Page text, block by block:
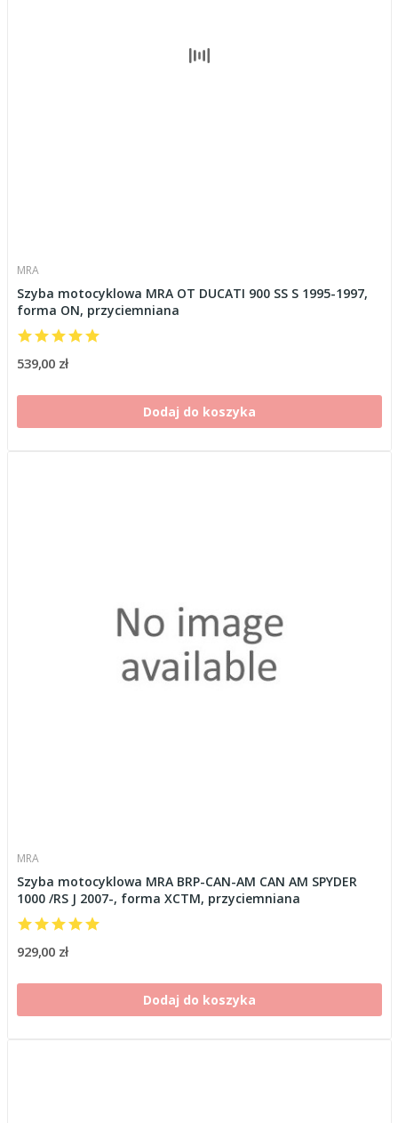
MRA
Szyba motocyklowa MRA OT DUCATI 900 SS S 1995-1997,
forma ON, przyciemniana
539,00 zł
Dodaj do koszyka
MRA
Szyba motocyklowa MRA BRP-CAN-AM CAN AM SPYDER
1000 /RS J 2007-, forma XCTM, przyciemniana
929,00 zł
Dodaj do koszyka